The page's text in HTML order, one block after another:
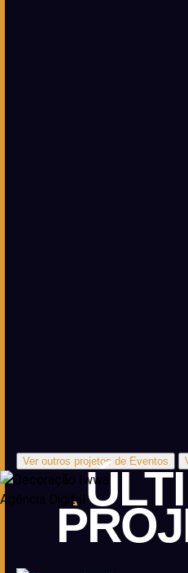
Ver outros projetos de Eventos